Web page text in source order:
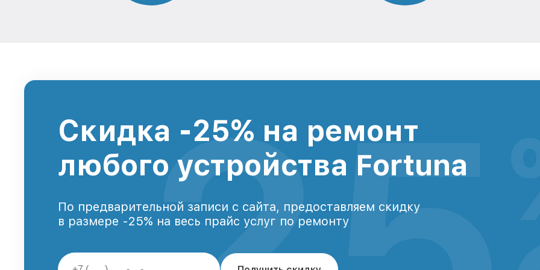
Скидка -25% на ремонт
любого устройства Fortuna
По предварительной записи с сайта, предоставляем скидку
в размере -25% на весь прайс услуг по ремонту